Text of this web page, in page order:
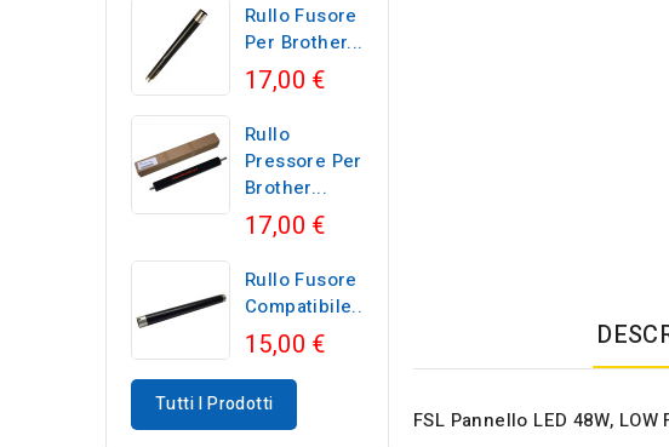
Rullo Fusore
Per Brother...
17,00 €
Rullo
Pressore Per
Brother...
17,00 €
Rullo Fusore
Compatibile...
15,00 €
Tutti I Prodotti
FSL Pannello LED 48W, LOW